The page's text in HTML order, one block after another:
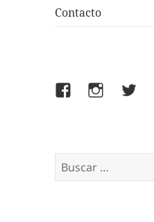
Contacto
FacebookInstagram
Buscar: